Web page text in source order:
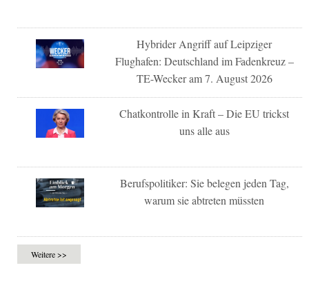
Hybrider Angriff auf Leipziger
Flughafen: Deutschland im Fadenkreuz –
TE-Wecker am 7. August 2026
Chatkontrolle in Kraft – Die EU trickst
uns alle aus
Berufspolitiker: Sie belegen jeden Tag,
warum sie abtreten müssten
Weitere >>